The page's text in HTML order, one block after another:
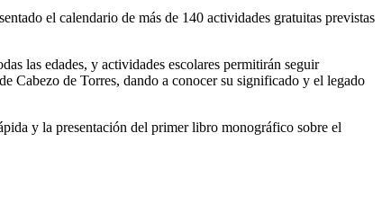
el calendario de más de 140 actividades gratuitas previstas
las edades, y actividades escolares permitirán seguir
Cabezo de Torres, dando a conocer su significado y el legado
y la presentación del primer libro monográfico sobre el